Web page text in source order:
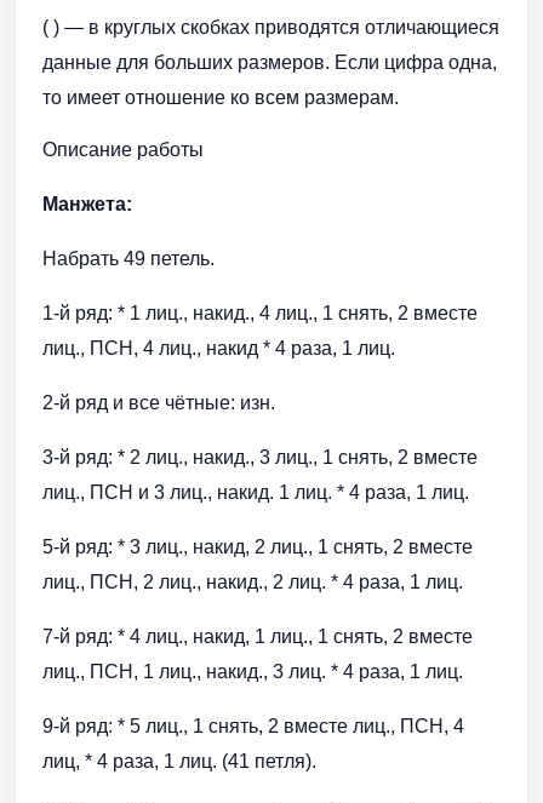
( ) — в круглых скобках приводятся отличающиеся
данные для больших размеров. Если цифра одна,
то имеет отношение ко всем размерам.
Описание работы
Манжета:
Набрать 49 петель.
1-й ряд: * 1 лиц., накид., 4 лиц., 1 снять, 2 вместе
лиц., ПСН, 4 лиц., накид * 4 раза, 1 лиц.
2-й ряд и все чётные: изн.
3-й ряд: * 2 лиц., накид., 3 лиц., 1 снять, 2 вместе
лиц., ПСН и 3 лиц., накид. 1 лиц. * 4 раза, 1 лиц.
5-й ряд: * 3 лиц., накид, 2 лиц., 1 снять, 2 вместе
лиц., ПСН, 2 лиц., накид., 2 лиц. * 4 раза, 1 лиц.
7-й ряд: * 4 лиц., накид, 1 лиц., 1 снять, 2 вместе
лиц., ПСН, 1 лиц., накид., 3 лиц. * 4 раза, 1 лиц.
9-й ряд: * 5 лиц., 1 снять, 2 вместе лиц., ПСН, 4
лиц, * 4 раза, 1 лиц. (41 петля).